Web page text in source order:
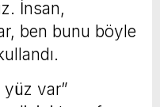
İnsan,
ben bunu böyle
var”